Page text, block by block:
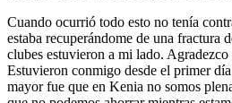
Cuando ocurrió todo esto no tenía
estaba recuperándome de una fractura
clubes estuvieron a mi lado.
Estuvieron conmigo desde el primer
mayor fue que en Kenia no somos